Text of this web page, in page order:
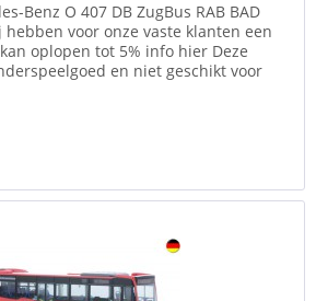
Benz O 407 DB ZugBus RAB BAD
voor onze vaste klanten een
oplopen tot 5% info hier Deze
en niet geschikt voor